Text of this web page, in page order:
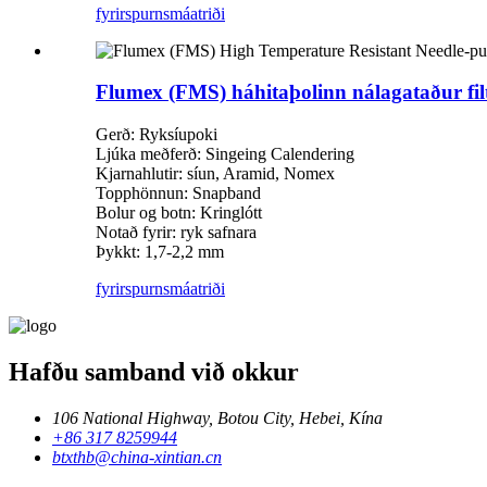
fyrirspurnsmáatriði
Flumex (FMS) háhitaþolinn nálagataður
Gerð: Ryksíupoki
Ljúka meðferð: Singeing Calendering
Kjarnahlutir: síun, Aramid, Nomex
Topphönnun: Snapband
Bolur og botn: Kringlótt
Notað fyrir: ryk safnara
Þykkt: 1,7-2,2 mm
fyrirspurnsmáatriði
Hafðu samband við okkur
106 National Highway, Botou City, Hebei, Kína
+86 317 8259944
btxthb@china-xintian.cn